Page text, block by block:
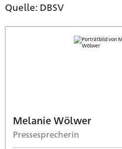
Quelle: DBSV
Melanie Wölwer
Pressesprecherin